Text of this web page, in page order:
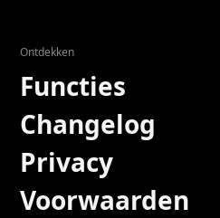
Ontdekken
Functies
Changelog
Privacy
Voorwaarden